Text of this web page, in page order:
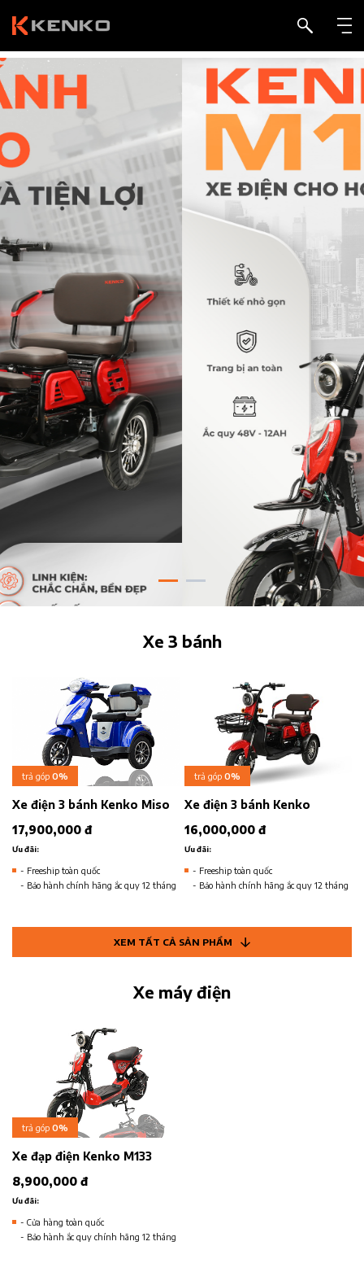
Xe 3 bánh
trả góp 0%
Xe điện 3 bánh Kenko Miso
17,900,000 đ
Ưu đãi:
- Freeship toàn quốc
- Bảo hành chính hãng ắc quy 12 tháng
trả góp 0%
Xe điện 3 bánh Kenko
16,000,000 đ
Ưu đãi:
- Freeship toàn quốc
- Bảo hành chính hãng ắc quy 12 tháng
XEM TẤT CẢ SẢN PHẨM
Xe máy điện
trả góp 0%
Xe đạp điện Kenko M133
8,900,000 đ
Ưu đãi:
- Cửa hàng toàn quốc
- Bảo hành ắc quy chính hãng 12 tháng